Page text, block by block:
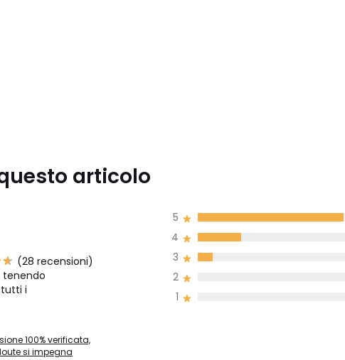
articolo
(28 recensioni)
tenendo
i
100% verificata,
si impegna
1
2
3
4
5